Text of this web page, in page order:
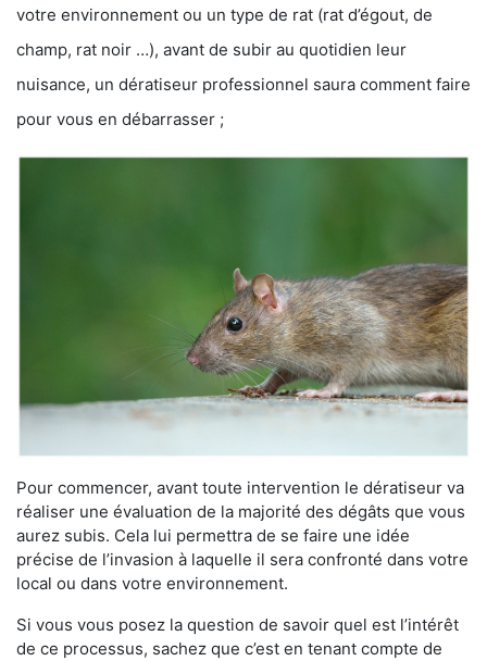
votre environnement ou un type de rat (rat d’égout, de
champ, rat noir …), avant de subir au quotidien leur
nuisance, un dératiseur professionnel saura comment faire
pour vous en débarrasser ;
Pour commencer, avant toute intervention le dératiseur va
réaliser une évaluation de la majorité des dégâts que vous
aurez subis. Cela lui permettra de se faire une idée
précise de l’invasion à laquelle il sera confronté dans votre
local ou dans votre environnement.
Si vous vous posez la question de savoir quel est l’intérêt
de ce processus, sachez que c’est en tenant compte de